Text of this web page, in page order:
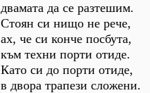
двамата да се разтешим.
Стоян си нищо не рече,
ах, че си конче посбута,
към техни порти отиде.
Като си до порти отиде,
в двора трапези сложени.